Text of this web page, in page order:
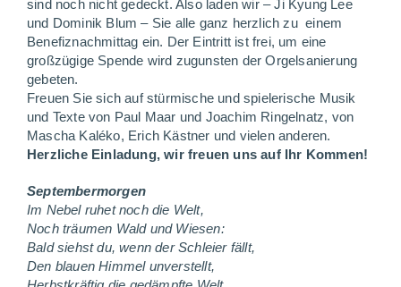
sind noch nicht gedeckt. Also laden wir – Ji Kyung Lee
und Dominik Blum – Sie alle ganz herzlich zu einem
Benefiznachmittag ein. Der Eintritt ist frei, um eine
großzügige Spende wird zugunsten der Orgelsanierung
gebeten.
Freuen Sie sich auf stürmische und spielerische Musik
und Texte von Paul Maar und Joachim Ringelnatz, von
Mascha Kaléko, Erich Kästner und vielen anderen.
Herzliche Einladung, wir freuen uns auf Ihr Kommen!
Septembermorgen
Im Nebel ruhet noch die Welt,
Noch träumen Wald und Wiesen:
Bald siehst du, wenn der Schleier fällt,
Den blauen Himmel unverstellt,